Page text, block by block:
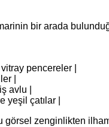
bir arada
pencereler |
|
avlu |
yeşil çatılar |
görsel zenginlikten